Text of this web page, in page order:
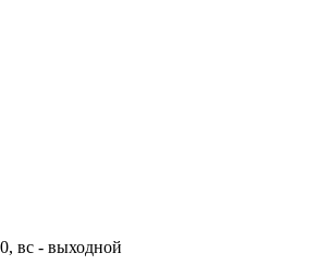
вс - выходной